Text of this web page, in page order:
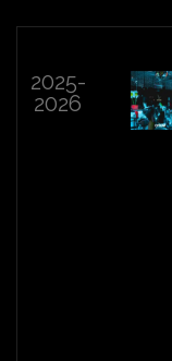
2025-
2026